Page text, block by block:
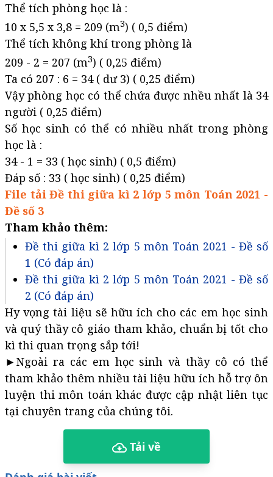
Thể tích phòng học là :
10 x 5,5 x 3,8 = 209 (m3) ( 0,5 điểm)
Thể tích không khí trong phòng là
209 - 2 = 207 (m3) ( 0,25 điểm)
Ta có 207 : 6 = 34 ( dư 3) ( 0,25 điểm)
Vậy phòng học có thể chứa được nhều nhất là 34
người ( 0,25 điểm)
Số học sinh có thể có nhiều nhất trong phòng
học là :
34 - 1 = 33 ( học sinh) ( 0,5 điểm)
Đáp số : 33 ( học sinh) ( 0,25 điểm)
File tải Đề thi giữa kì 2 lớp 5 môn Toán 2021 -
Đề số 3
Tham khảo thêm:
Đề thi giữa kì 2 lớp 5 môn Toán 2021 - Đề số
1 (Có đáp án)
Đề thi giữa kì 2 lớp 5 môn Toán 2021 - Đề số
2 (Có đáp án)
Hy vọng tài liệu sẽ hữu ích cho các em học sinh
và quý thầy cô giáo tham khảo, chuẩn bị tốt cho
kì thi quan trọng sắp tới!
►Ngoài ra các em học sinh và thầy cô có thể
tham khảo thêm nhiều tài liệu hữu ích hỗ trợ ôn
luyện thi môn toán khác được cập nhật liên tục
tại chuyên trang của chúng tôi.
Tải về